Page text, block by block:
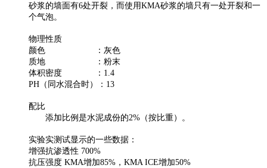
砂浆的墙面有6处开裂，而使用KMA砂浆的墙只有一处开裂和一
个气泡。
物理性质
颜色 ：灰色
质地 ：粉末
体积密度 ：1.4
PH（同水混合时）：13
配比
添加比例是水泥成份的2%（按比重）。
实验实测试显示的一些数据：
增强抗渗透性 700%
抗压强度 KMA增加85%，KMA ICE增加50%